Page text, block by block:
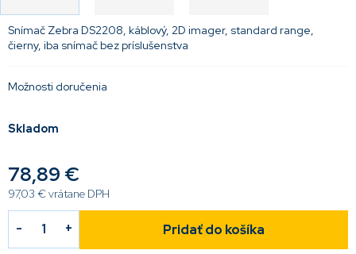
78,89 €
97,03 € vrátane DPH
Skladom
Možnosti doručenia
Pridať do košíka
Snímač Zebra DS2208, káblový, 2D imager, standard range,
čierny, iba snímač bez príslušenstva